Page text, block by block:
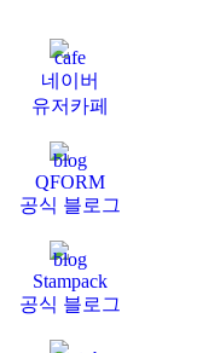
네이버
유저카페
QFORM
공식 블로그
Stampack
공식 블로그